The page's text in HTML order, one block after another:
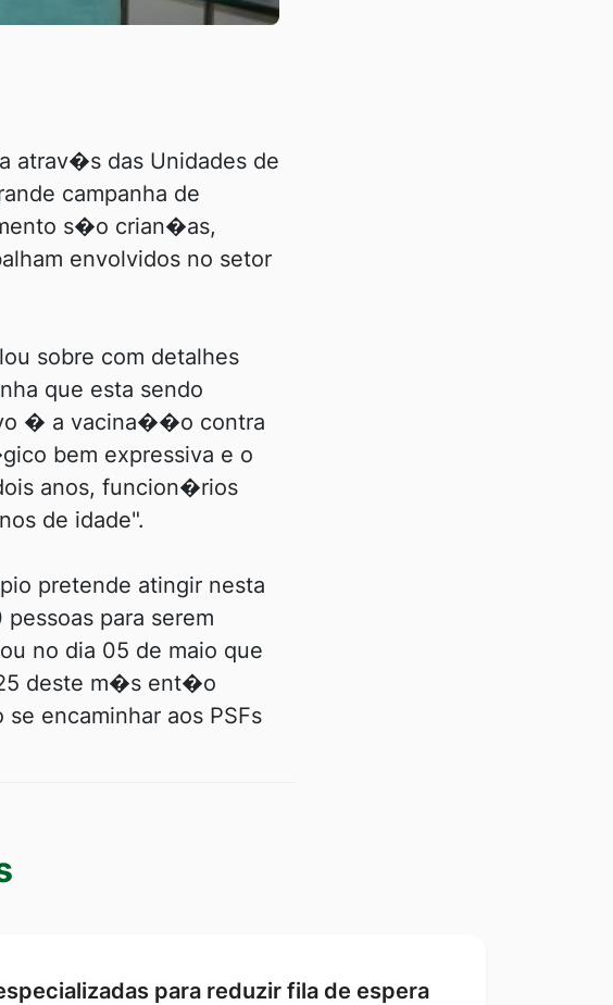
atrav�s das Unidades de
campanha de
s�o crian�as,
envolvidos no setor
sobre com detalhes
que esta sendo
� a vacina��o contra
bem expressiva e o
anos, funcion�rios
de idade".
pretende atingir nesta
para serem
no dia 05 de maio que
deste m�s ent�o
encaminhar aos PSFs
para reduzir fila de espera